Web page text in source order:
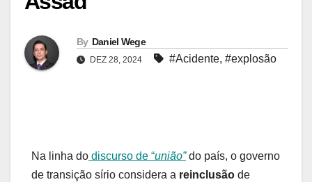
By Daniel Wege
DEZ 28, 2024 #Acidente, #explosão
Na linha do discurso de “união”do país, o governo
de transição sírio considera a reinclusão de